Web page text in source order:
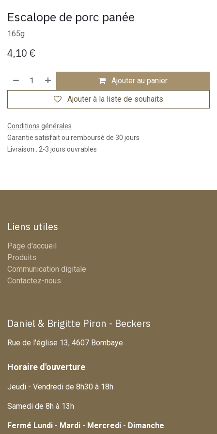
Escalope de porc panée
165g
4,10 €
Ajouter au panier
Ajouter à la liste de souhaits
Conditions générales
Garantie satisfait ou remboursé de 30 jours
Livraison : 2-3 jours ouvrables
Liens utiles
Page d'accueil
Produits
Communication digitale
Contactez-nous
Daniel & Brigitte Piron - Beckers
Rue de l'église 13, 4607 Bombaye
Horaire d'ouverture
Jeudi - Vendredi de 8h30 à 18h
Samedi de 8h à 13h
Fermé Lundi - Mardi - Mercredi - Dimanche